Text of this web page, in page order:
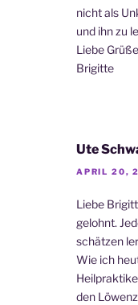
nicht als
und ihn zu
Liebe Grüße
Brigitte
Ute
APRIL 20,
Liebe
gelohnt.
schätzen
Wie ich
den